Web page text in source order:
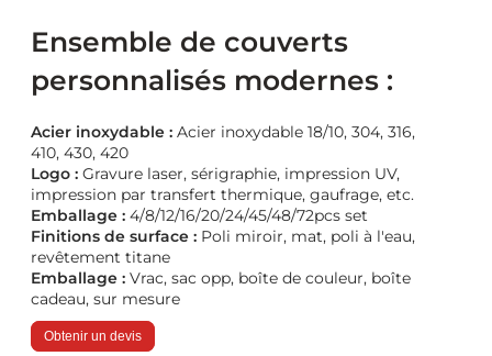
Ensemble de couverts
personnalisés modernes :
Acier inoxydable : Acier inoxydable 18/10, 304, 316,
410, 430, 420
Logo : Gravure laser, sérigraphie, impression UV,
impression par transfert thermique, gaufrage, etc.
Emballage : 4/8/12/16/20/24/45/48/72pcs set
Finitions de surface : Poli miroir, mat, poli à l'eau,
revêtement titane
Emballage : Vrac, sac opp, boîte de couleur, boîte
cadeau, sur mesure
Obtenir un devis